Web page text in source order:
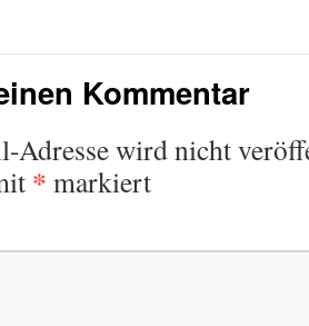
Kommentar
Adresse wird nicht
* markiert